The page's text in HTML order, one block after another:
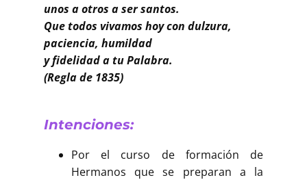
unos a otros a ser santos.
Que todos vivamos hoy con dulzura,
paciencia, humildad
y fidelidad a tu Palabra.
(Regla de 1835)
Intenciones:
Por el curso de formación de
Hermanos que se preparan a la